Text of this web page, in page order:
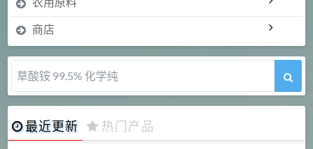
商店
草酸铵 99.5% 化学纯
最近更新 热门产品